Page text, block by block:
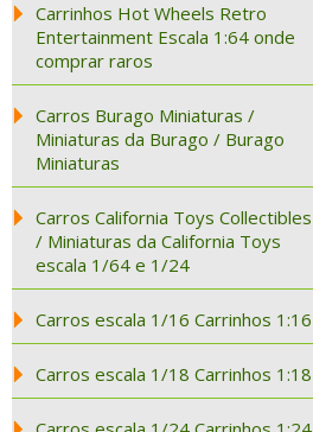
Carrinhos Hot Wheels Retro
Entertainment Escala 1:64 onde
comprar raros
Carros Burago Miniaturas /
Miniaturas da Burago / Burago
Miniaturas
Carros California Toys Collectibles
/ Miniaturas da California Toys
escala 1/64 e 1/24
Carros escala 1/16 Carrinhos 1:16
Carros escala 1/18 Carrinhos 1:18